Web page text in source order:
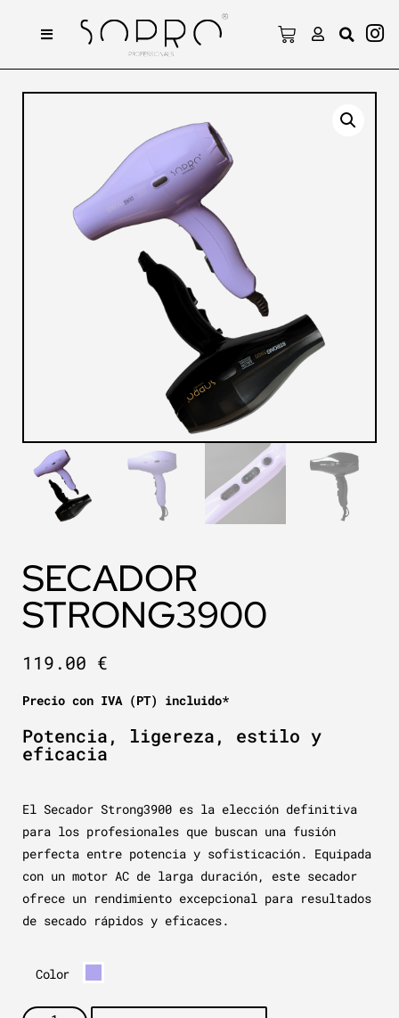
SECADOR
STRONG3900
119.00 €
Precio con IVA (PT) incluido*
Potencia, ligereza, estilo y
eficacia
El Secador Strong3900 es la elección definitiva
para los profesionales que buscan una fusión
perfecta entre potencia y sofisticación. Equipada
con un motor AC de larga duración, este secador
ofrece un rendimiento excepcional para resultados
de secado rápidos y eficaces.
Color